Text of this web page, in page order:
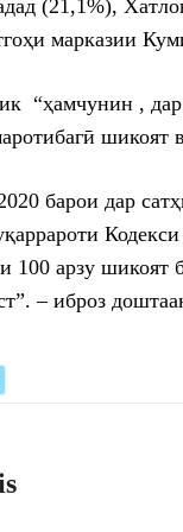
(21,1%),
марказии
“ҳамчунин , дар
шикоят
барои дар
100 арзу
– иброз